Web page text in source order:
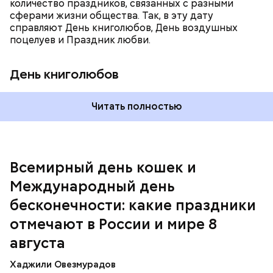
количество праздников, связанных с разными
сферами жизни общества. Так, в эту дату
справляют День книголюбов, День воздушных
поцелуев и Праздник любви.
День книголюбов
Читать полностью
Всемирный день кошек и
Международный день
бесконечности: какие праздники
отмечают в России и мире 8
августа
Хаджили Овезмурадов
Международный день бесконечности
День малины со сливками
или сделать самостоятельно вместе со своими
родными и близкими.